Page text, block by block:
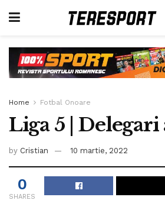
Home Fotbal Onoare
Liga 5 |
by Cristian 10 martie, 2022
0
SHARES